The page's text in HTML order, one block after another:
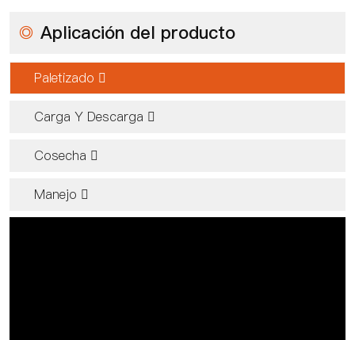
◎ Aplicación del producto
Paletizado 
Carga Y Descarga 
Cosecha 
Manejo 